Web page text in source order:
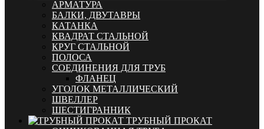
АРМАТУРА
БАЛКИ, ДВУТАВРЫ
КАТАНКА
КВАДРАТ СТАЛЬНОЙ
КРУГ СТАЛЬНОЙ
ПОЛОСА
СОЕДИНЕНИЯ ДЛЯ ТРУБ
ФЛАНЕЦ
УГОЛОК МЕТАЛЛИЧЕСКИЙ
ШВЕЛЛЕР
ШЕСТИГРАННИК
ТРУБНЫЙ ПРОКАТ